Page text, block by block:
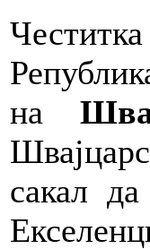
на
сакал